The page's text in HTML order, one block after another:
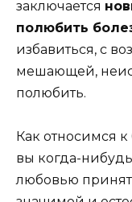
заключается
полюбить
избавиться, с
мешающей,
полюбить.
Как относимся
вы когда-
любовью